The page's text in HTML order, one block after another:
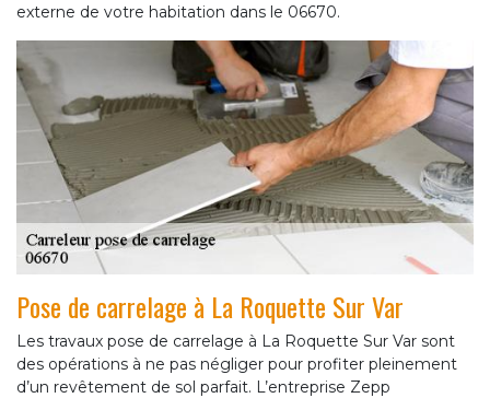
externe de votre habitation dans le 06670.
Pose de carrelage à La Roquette Sur Var
Les travaux pose de carrelage à La Roquette Sur Var sont
des opérations à ne pas négliger pour profiter pleinement
d’un revêtement de sol parfait. L’entreprise Zepp